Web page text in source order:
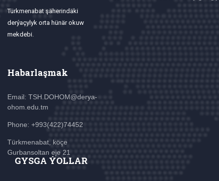
Türkmenabat şäherindäki
derýaçylyk orta hünär okuw
mekdebi.
Habarlaşmak
Email: TSH.DOHOM@derya-
ohom.edu.tm
Phone: +993(422)74452
Türkmenabat, köçe
Gurbansoltan eje 21
GYSGA ÝOLLAR